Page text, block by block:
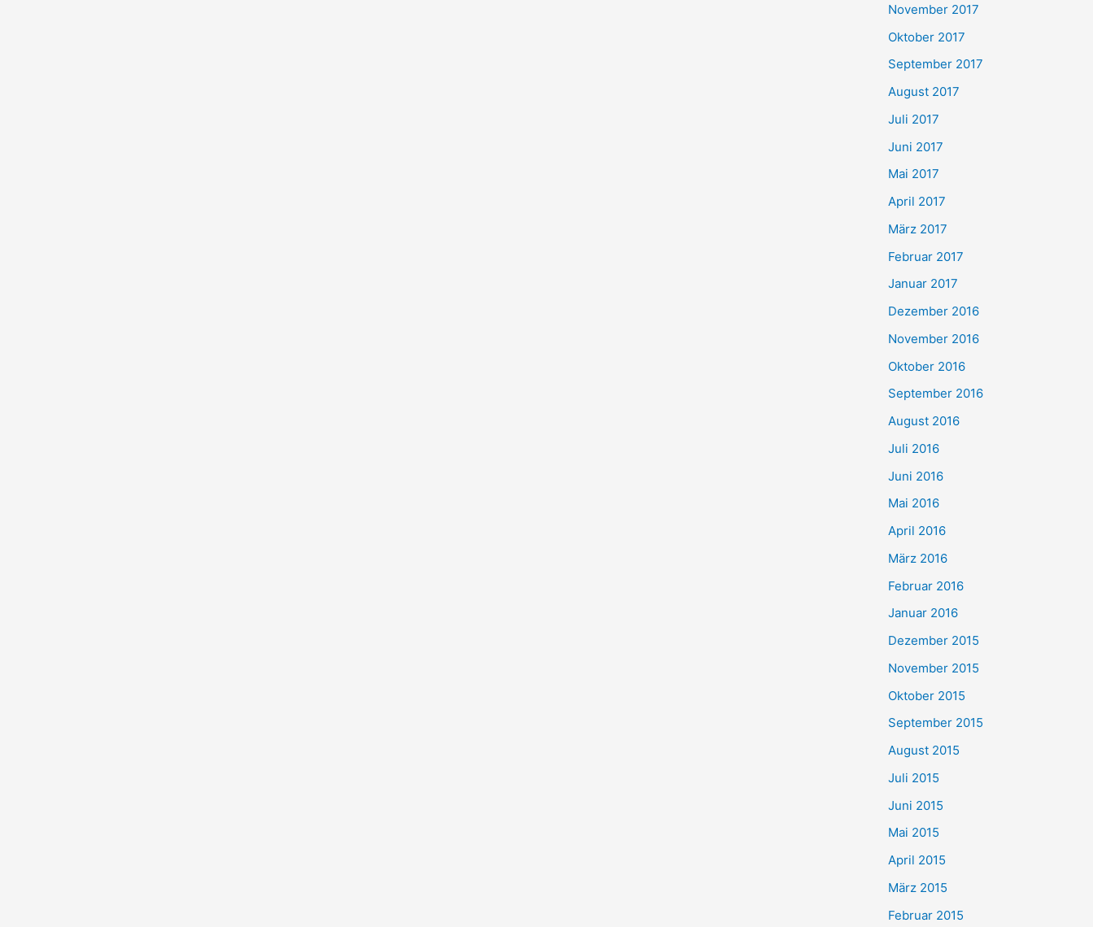
November 2017
Oktober 2017
September 2017
August 2017
Juli 2017
Juni 2017
Mai 2017
April 2017
März 2017
Februar 2017
Januar 2017
Dezember 2016
November 2016
Oktober 2016
September 2016
August 2016
Juli 2016
Juni 2016
Mai 2016
April 2016
März 2016
Februar 2016
Januar 2016
Dezember 2015
November 2015
Oktober 2015
September 2015
August 2015
Juli 2015
Juni 2015
Mai 2015
April 2015
März 2015
Februar 2015